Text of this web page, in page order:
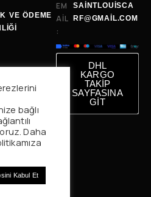
VE ÖDEME
EM
AIL
:
SAINTLOUISCA
RF@GMAIL.COM
DHL
KARGO
TAKİP
SAYFASINA
GİT
bağlı
Daha
Kabul Et